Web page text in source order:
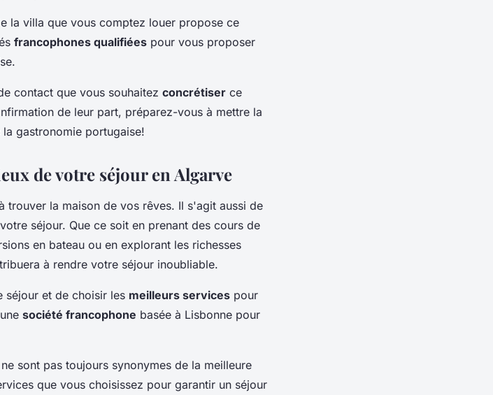
la villa que vous comptez louer propose ce
francophones qualifiées pour vous proposer
contact que vous souhaitez concrétiser ce
de leur part, préparez-vous à mettre la
gastronomie portugaise!
de votre séjour en Algarve
trouver la maison de vos rêves. Il s'agit aussi de
séjour. Que ce soit en prenant des cours de
en bateau ou en explorant les richesses
à rendre votre séjour inoubliable.
séjour et de choisir les meilleurs services pour
société francophone basée à Lisbonne pour
sont pas toujours synonymes de la meilleure
que vous choisissez pour garantir un séjour